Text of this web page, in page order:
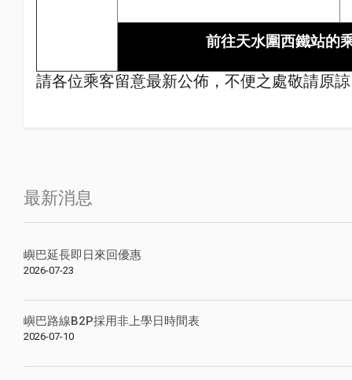
前往天水圍西鐵站的
請各位乘客留意最新公佈 ，不便之處敬請原諒
最新消息
嶼巴延長即日來回優惠
2026-07-23
嶼巴路線B2P採用非上學日時間表
2026-07-10